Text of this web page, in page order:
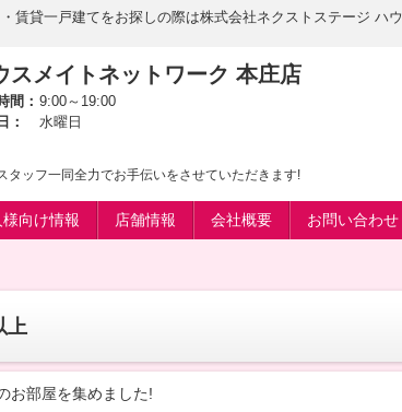
賃貸一戸建てをお探しの際は株式会社ネクストステージ ハウ
スメイトネットワーク 本庄店
間： 9:00～19:00
：
水曜日
ッフ一同全力でお手伝いをさせていただきます!
向け情報 店舗情報 会社概要 お問い合わせ
上
お部屋を集めました!